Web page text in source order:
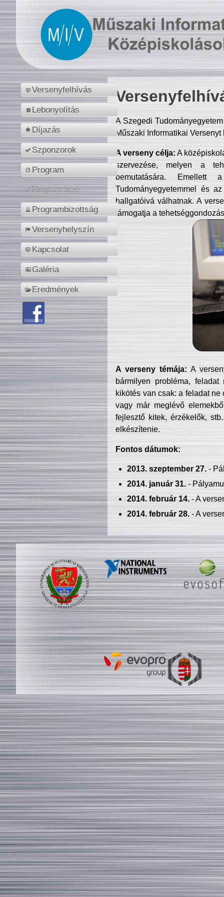
Versenyfelhívás
Lebonyolítás
Díjazás
Szponzorok
Program
Regisztráció
Programbizottság
Versenyhelyszín
Kapcsolat
Galéria
Eredmények
A Szegedi
Műszaki Informatikai
A verseny célja: A
szervezése, melyen a
bemutatására. Emellett
Tudományegyetemmel és
hallgatóivá válhatnak. A
támogatja a
A verseny témája: A
bármilyen probléma, feladat
kikötés van csak: a feladat
vagy már meglévő
fejlesztő kitek, érzékelők,
elkészítenie.
Fontos dátumok:
2013. szeptember 27.-
2014. január 31.-
2014. február 14.- A
2014. február 28.- A